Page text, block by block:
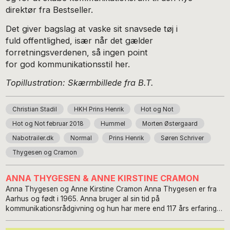
direktør fra Bestseller.
Det giver bagslag at vaske sit snavsede tøj i
fuld offentlighed, især når det gælder
forretningsverdenen, så ingen point
for god kommunikationsstil her.
Topillustration: Skærmbillede fra B.T.
Christian Stadil HKH Prins Henrik Hot og Not
Hot og Not februar 2018 Hummel Morten Østergaard
Nabotrailer.dk Normal Prins Henrik Søren Schriver
Thygesen og Cramon
ANNA THYGESEN & ANNE KIRSTINE CRAMON
Anna Thygesen og Anne Kirstine Cramon Anna Thygesen er fra
Aarhus og født i 1965. Anna bruger al sin tid på
kommunikationsrådgivning og hun har mere end 117 års erfaring
markedsføring. Hun har siddet på begge sider af skrivebordet,